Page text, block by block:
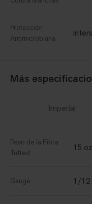
Protección
Antimicrobiana
Más
Imperial
Peso de la Fibra
Tufted
15
Gauge 1/12